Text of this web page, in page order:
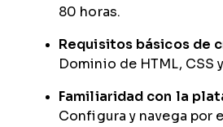
80 horas.
Requisitos básicos de
Dominio de HTML, CSS
Familiaridad con la
Configura y navega por